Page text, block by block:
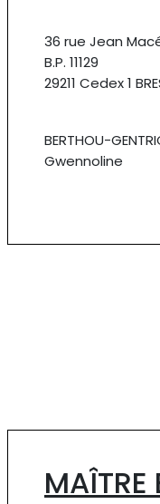
36 rue Jean
B.P. 11129
29211 Cedex 1
BERTHOU-
Gwennoline
MAÎTRE